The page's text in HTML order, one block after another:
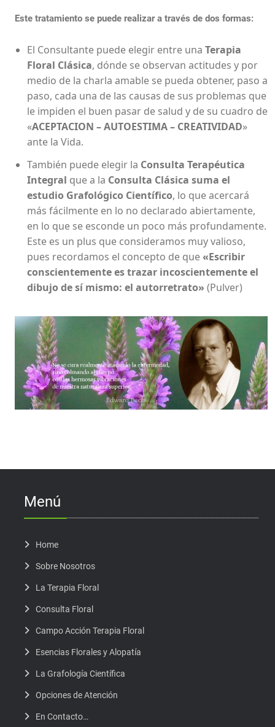
Este tratamiento se puede realizar a través de dos formas:
El Consultante puede elegir entre una Terapia
Floral Clásica, dónde se observan actitudes y por
medio de la charla amable se pueda obtener, paso a
paso, cada una de las causas de sus problemas que
le impiden el buen pasar de salud y de su cuadro de
«ACEPTACION – AUTOESTIMA – CREATIVIDAD»
ante la Vida.
También puede elegir la Consulta Terapéutica
Integral que a la Consulta Clásica suma el
estudio Grafológico Científico, lo que acercará
más fácilmente en lo no declarado abiertamente,
en lo que se esconde un poco más profundamente.
Este es un plus que consideramos muy valioso,
pues recordamos el concepto de que«Escribir
conscientemente es trazar incoscientemente el
dibujo de sí mismo: el autorretrato» (Pulver)
Menú
Home
Sobre Nosotros
La Terapia Floral
Consulta Floral
Campo Acción Terapia Floral
Esencias Florales y Alopatía
La Grafología Científica
Opciones de Atención
En Contacto…